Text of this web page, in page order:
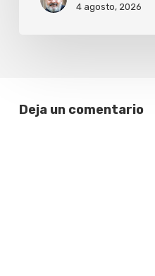
4 agosto, 2026
Deja un comentario